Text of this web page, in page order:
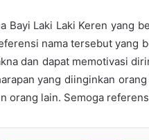
Bayi Laki Laki Keren yang
nama tersebut yang
dan dapat memotivasi
yang diinginkan
orang lain. Semoga